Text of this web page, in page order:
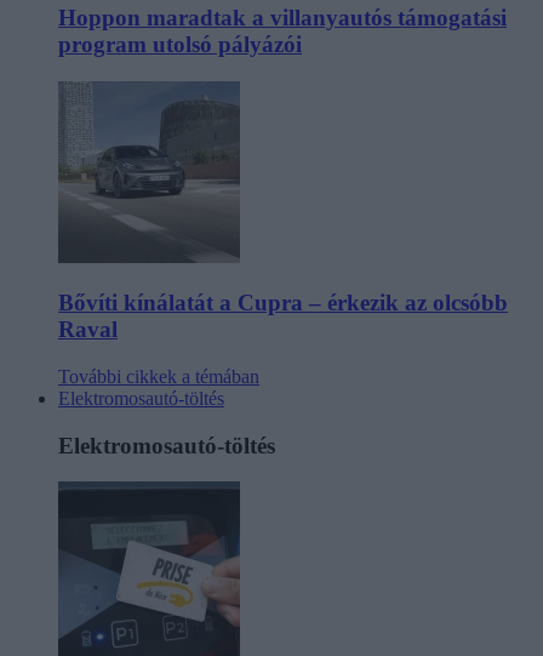
Hoppon maradtak a villanyautós támogatási
program utolsó pályázói
Bővíti kínálatát a Cupra – érkezik az olcsóbb
Raval
További cikkek a témában
Elektromosautó-töltés
Elektromosautó-töltés